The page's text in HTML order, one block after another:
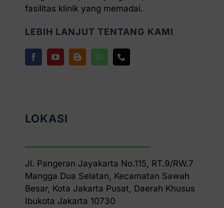
fasilitas klinik yang memadai.
LEBIH LANJUT TENTANG KAMI
LOKASI
Jl. Pangeran Jayakarta No.115, RT.9/RW.7
Mangga Dua Selatan, Kecamatan Sawah
Besar, Kota Jakarta Pusat, Daerah Khusus
Ibukota Jakarta 10730